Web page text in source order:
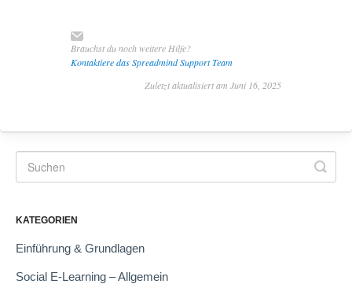
Brauchst du noch weitere Hilfe?
Kontaktiere das Spreadmind Support Team
Zuletzt aktualisiert am Juni 16, 2025
KATEGORIEN
Einführung & Grundlagen
Social E-Learning – Allgemein